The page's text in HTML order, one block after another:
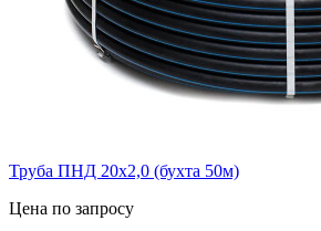
Труба ПНД 20х2,0 (бухта 50м)
Цена по запросу